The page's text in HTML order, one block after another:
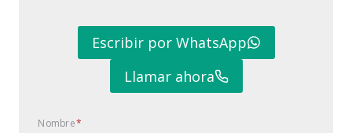
Escribir por WhatsApp
Llamar ahora
Nombre*